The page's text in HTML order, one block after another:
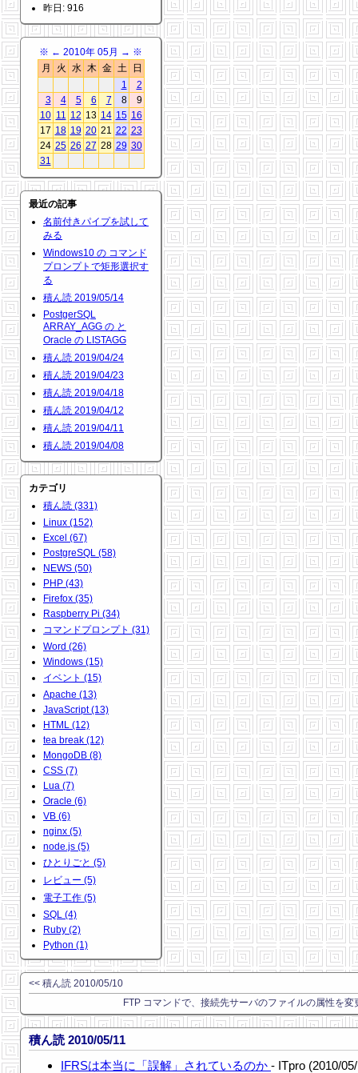
昨日: 916
※ ← 2010年 05月 → ※
月
火 水 木 金 土
日
1
2
3
4 5 6 7 8
9
10 11 12 13 14 15 16
17 18 19 20 21 22 23
24 25 26 27 28 29 30
31
最近の記事
名前付きパイプを試して
みる
Windows10 の コマンド
プロンプトで矩形選択す
る
積ん読 2019/05/14
PostgerSQL
ARRAY_AGG の と
Oracle の LISTAGG
積ん読 2019/04/24
積ん読 2019/04/23
積ん読 2019/04/18
積ん読 2019/04/12
積ん読 2019/04/11
積ん読 2019/04/08
カテゴリ
積ん読 (331)
Linux (152)
Excel (67)
PostgreSQL (58)
NEWS (50)
PHP (43)
Firefox (35)
Raspberry Pi (34)
コマンドプロンプト (31)
Word (26)
Windows (15)
イベント (15)
Apache (13)
JavaScript (13)
HTML (12)
tea break (12)
MongoDB (8)
CSS (7)
Lua (7)
Oracle (6)
VB (6)
nginx (5)
node.js (5)
ひとりごと (5)
レビュー (5)
電子工作 (5)
SQL (4)
Ruby (2)
Python (1)
<< 積ん読 2010/05/10
FTP コマンドで、接続先サーバのファイルの属性を変
積ん読 2010/05/11
IFRSは本当に「誤解」されているのか - ITpro (2010/